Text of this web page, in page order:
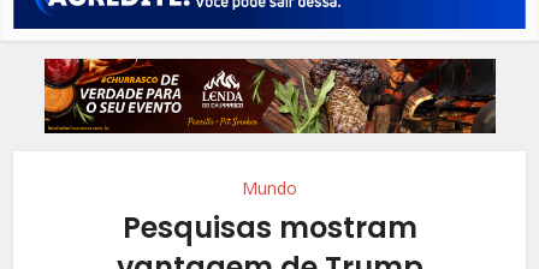
Mundo
Pesquisas mostram